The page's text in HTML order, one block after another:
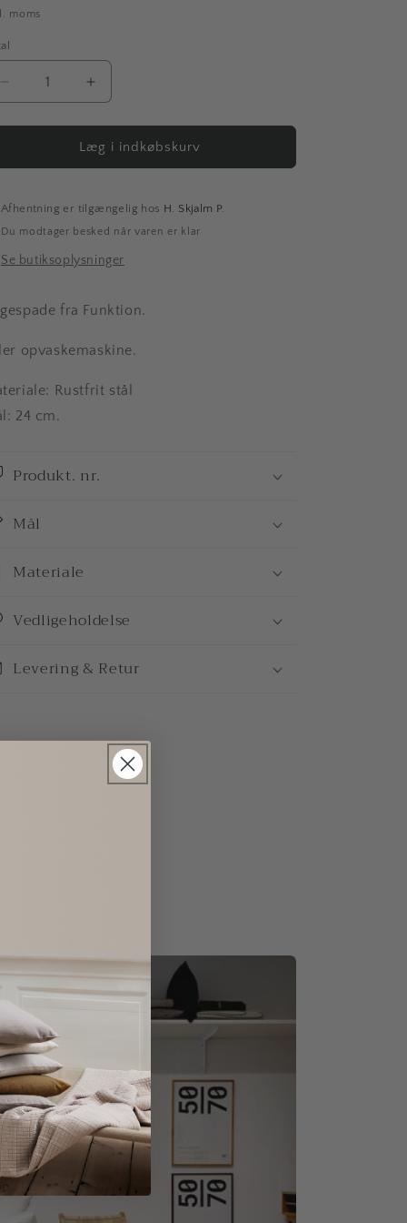
moms
Reducer
antallet
for
Kagespade,
stål,
cm.
Øg
antallet
for
Kagespade,
stål,
cm.
Læg i indkøbskurv
Afhentning er tilgængelig hos H. Skjalm P.
Du modtager besked når varen er klar
Se butiksoplysninger
fra Funktion.
opvaskemaskine.
Rustfrit stål
24 cm.
Produkt. nr.
Mål
Materiale
Vedligeholdelse
Levering & Retur